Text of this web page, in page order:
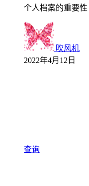
个人档案的重要性
吹风机
2022年4月12日
查询